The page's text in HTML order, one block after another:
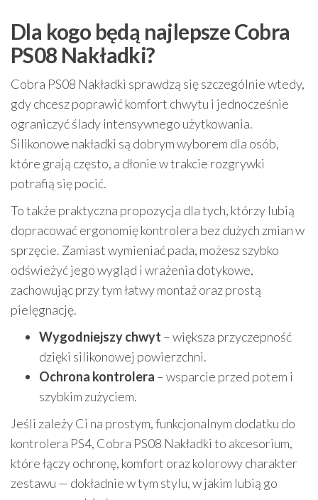
Dla kogo będą najlepsze Cobra
PS08 Nakładki?
Cobra PS08 Nakładki sprawdzą się szczególnie wtedy,
gdy chcesz poprawić komfort chwytu i jednocześnie
ograniczyć ślady intensywnego użytkowania.
Silikonowe nakładki są dobrym wyborem dla osób,
które grają często, a dłonie w trakcie rozgrywki
potrafią się pocić.
To także praktyczna propozycja dla tych, którzy lubią
dopracować ergonomię kontrolera bez dużych zmian w
sprzęcie. Zamiast wymieniać pada, możesz szybko
odświeżyć jego wygląd i wrażenia dotykowe,
zachowując przy tym łatwy montaż oraz prostą
pielęgnację.
Wygodniejszy chwyt – większa przyczepność
dzięki silikonowej powierzchni.
Ochrona kontrolera – wsparcie przed potem i
szybkim zużyciem.
Jeśli zależy Ci na prostym, funkcjonalnym dodatku do
kontrolera PS4, Cobra PS08 Nakładki to akcesorium,
które łączy ochronę, komfort oraz kolorowy charakter
zestawu — dokładnie w tym stylu, w jakim lubią go